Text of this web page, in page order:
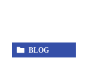
BLOG